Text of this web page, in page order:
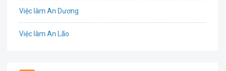
Việc làm An Dương
Việc làm An Lão